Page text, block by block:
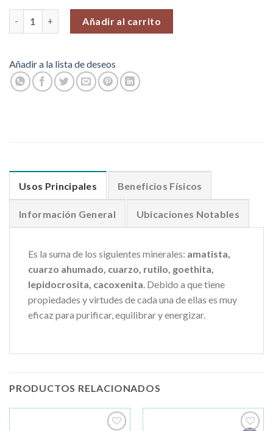
Añadir al carrito
Añadir a la lista de deseos
Usos Principales Beneficios Físicos
Información General Ubicaciones Notables
Es la suma de los siguientes minerales: amatista,
cuarzo ahumado, cuarzo, rutilo, goethita,
lepidocrosita, cacoxenita. Debido a que tiene
propiedades y virtudes de cada una de ellas es muy
eficaz para purificar, equilibrar y energizar.
PRODUCTOS RELACIONADOS